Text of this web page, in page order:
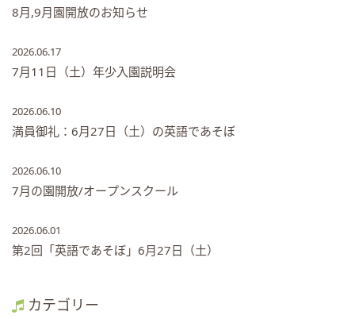
8月,9月園開放のお知らせ
2026.06.17
7月11日（土）年少入園説明会
2026.06.10
満員御礼：6月27日（土）の英語であそぼ
2026.06.10
7月の園開放/オープンスクール
2026.06.01
第2回「英語であそぼ」6月27日（土）
カテゴリー